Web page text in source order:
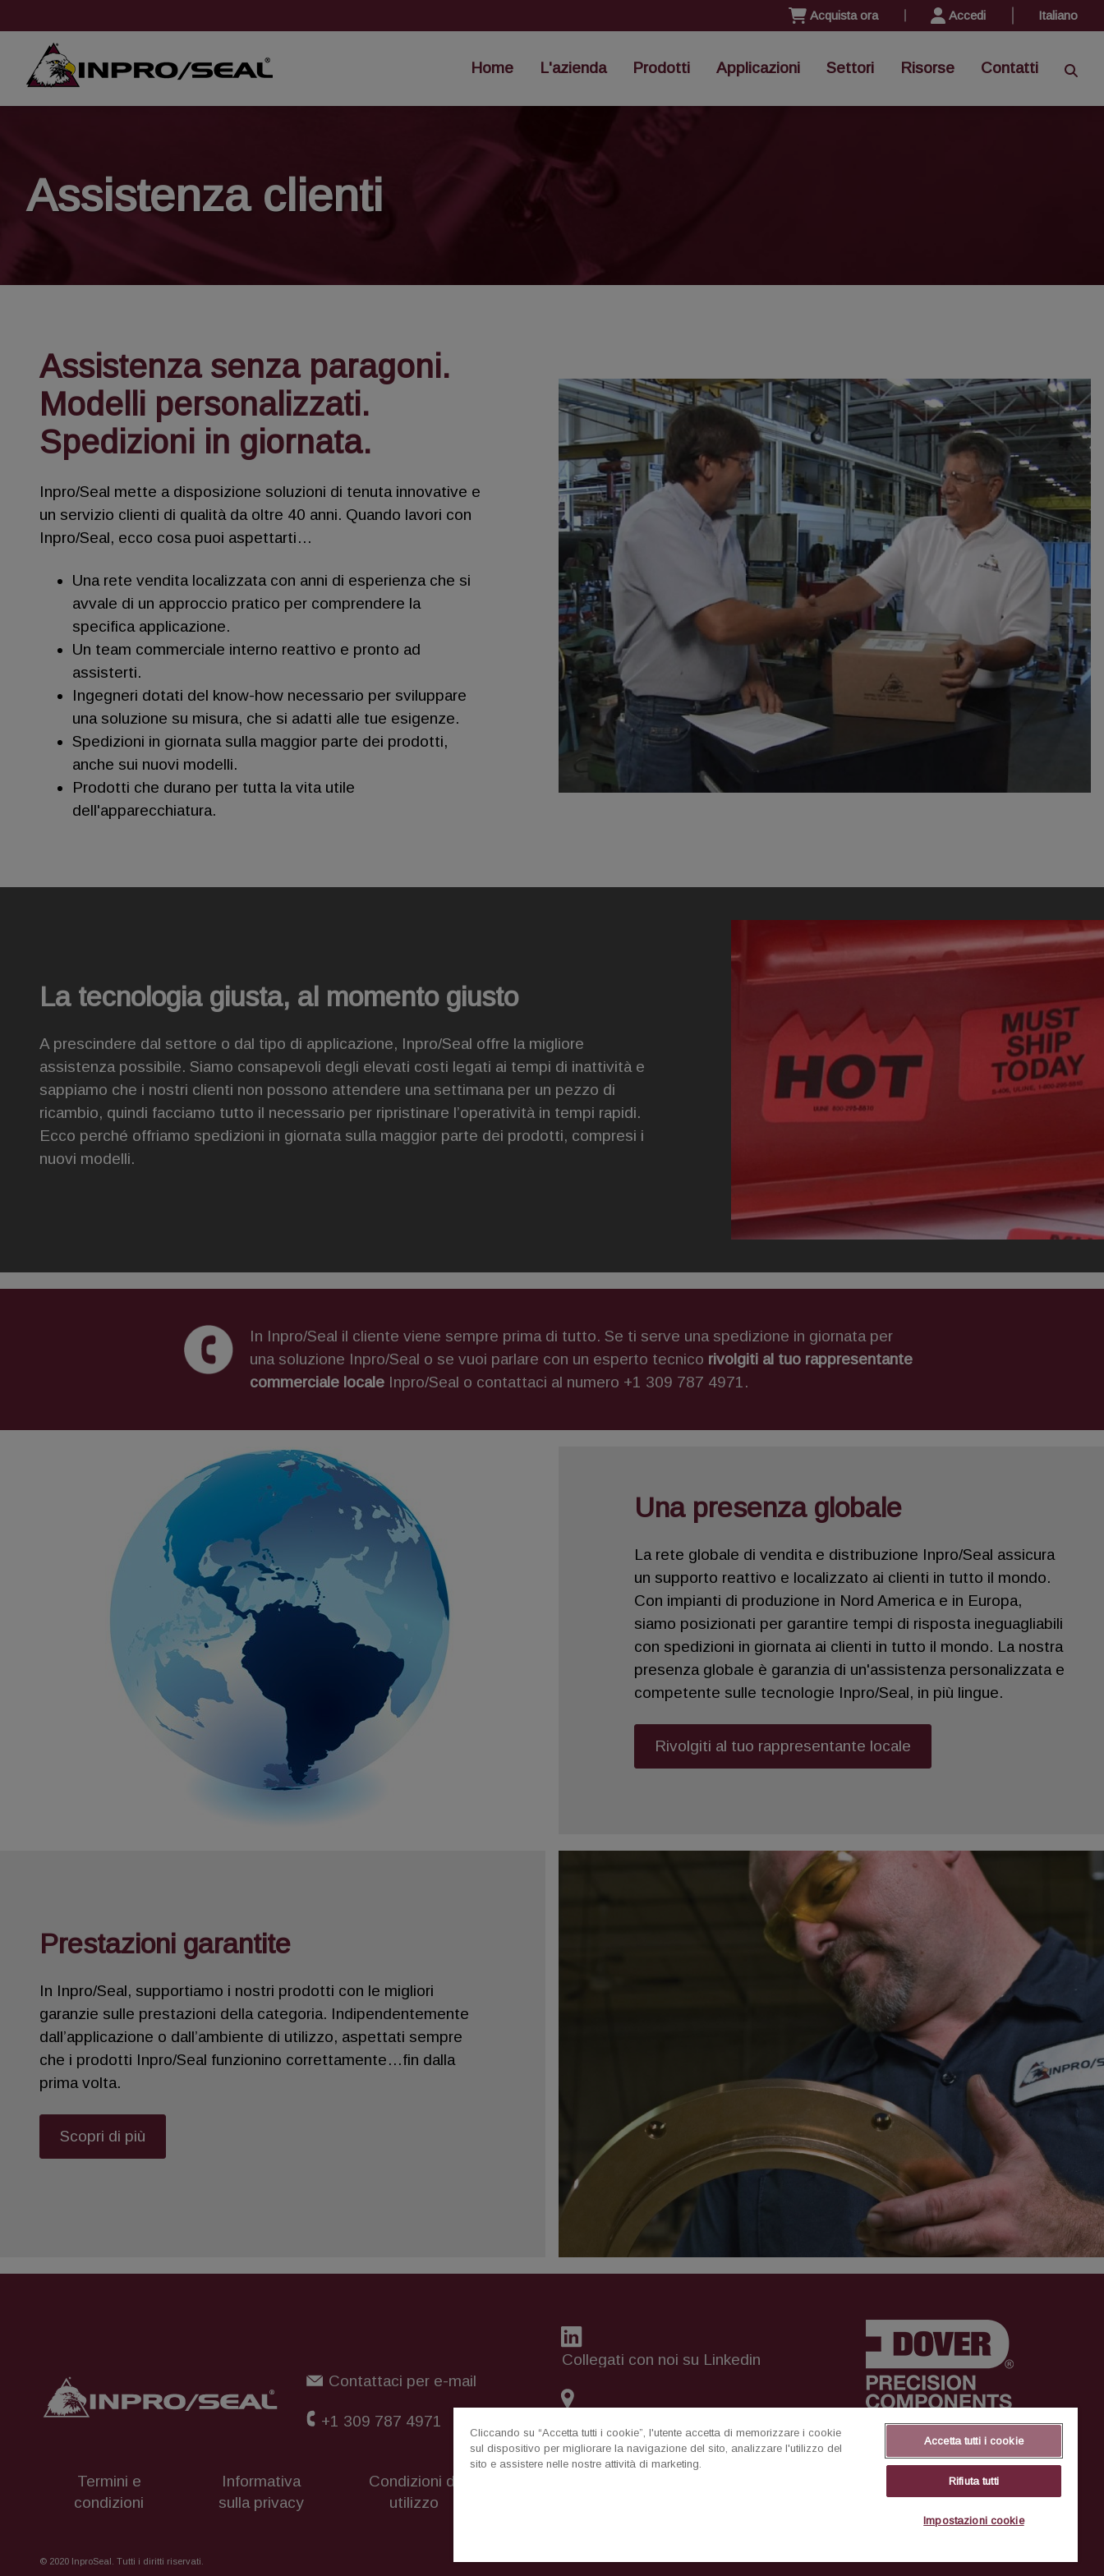
Acquista ora Accedi Italiano
Home L'azienda Prodotti Applicazioni Settori Risorse Contatti
Assistenza clienti
Assistenza senza paragoni.
Modelli personalizzati.
Spedizioni in giornata.
Inpro/Seal mette a disposizione soluzioni di tenuta innovative e
un servizio clienti di qualità da oltre 40 anni. Quando lavori con
Inpro/Seal, ecco cosa puoi aspettarti…
Una rete vendita localizzata con anni di esperienza che si
avvale di un approccio pratico per comprendere la
specifica applicazione.
Un team commerciale interno reattivo e pronto ad
assisterti.
Ingegneri dotati del know-how necessario per sviluppare
una soluzione su misura, che si adatti alle tue esigenze.
Spedizioni in giornata sulla maggior parte dei prodotti,
anche sui nuovi modelli.
Prodotti che durano per tutta la vita utile
dell'apparecchiatura.
La tecnologia giusta, al momento giusto
A prescindere dal settore o dal tipo di applicazione, Inpro/Seal offre la migliore
assistenza possibile. Siamo consapevoli degli elevati costi legati ai tempi di inattività e
sappiamo che i nostri clienti non possono attendere una settimana per un pezzo di
ricambio, quindi facciamo tutto il necessario per ripristinare l’operatività in tempi rapidi.
Ecco perché offriamo spedizioni in giornata sulla maggior parte dei prodotti, compresi i
nuovi modelli.
In Inpro/Seal il cliente viene sempre prima di tutto. Se ti serve una spedizione in giornata per
una soluzione Inpro/Seal o se vuoi parlare con un esperto tecnico rivolgiti al tuo rappresentante
commerciale locale Inpro/Seal o contattaci al numero +1 309 787 4971.
Una presenza globale
La rete globale di vendita e distribuzione Inpro/Seal assicura
un supporto reattivo e localizzato ai clienti in tutto il mondo.
Con impianti di produzione in Nord America e in Europa,
siamo posizionati per garantire tempi di risposta ineguagliabili
con spedizioni in giornata ai clienti in tutto il mondo. La nostra
presenza globale è garanzia di un'assistenza personalizzata e
competente sulle tecnologie Inpro/Seal, in più lingue.
Rivolgiti al tuo rappresentante locale
Prestazioni garantite
In Inpro/Seal, supportiamo i nostri prodotti con le migliori
garanzie sulle prestazioni della categoria. Indipendentemente
dall’applicazione o dall’ambiente di utilizzo, aspettati sempre
che i prodotti Inpro/Seal funzionino correttamente…fin dalla
prima volta.
Scopri di più
Contattaci per e-mail
+1 309 787 4971
Collegati con noi su Linkedin
Termini e
condizioni
Informativa
sulla privacy
Condizioni di
utilizzo
© 2020 InproSeal. Tutti i diritti riservati.
Cliccando su “Accetta tutti i cookie”, l'utente accetta di memorizzare i cookie
sul dispositivo per migliorare la navigazione del sito, analizzare l'utilizzo del
sito e assistere nelle nostre attività di marketing.
Accetta tutti i cookie
Rifiuta tutti
Impostazioni cookie